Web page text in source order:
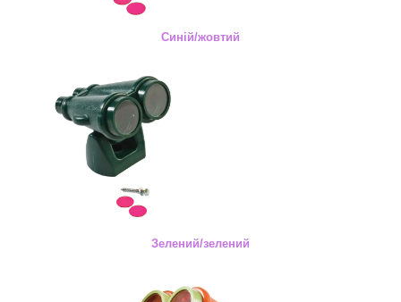
Синій/жовтий
Зелений/зелений